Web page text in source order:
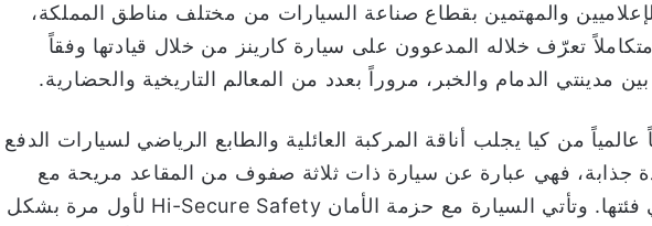
والمهتمين بقطاع صناعة السيارات من مختلف مناطق المملكة،
تعرّف خلاله المدعوون على سيارة كارينز من خلال قيادتها وفقاً
مدينتي الدمام والخبر، مروراً بعدد من المعالم التاريخية والحضارية.
عالمياً من كيا يجلب أناقة المركبة العائلية والطابع الرياضي لسيارات الدفع
جذابة، فهي عبارة عن سيارة ذات ثلاثة صفوف من المقاعد مريحة مع
أطول قاعدة عجلات في فئتها. وتأتي السيارة مع حزمة الأمان Hi-Secure Safety لأول مرة بشكل